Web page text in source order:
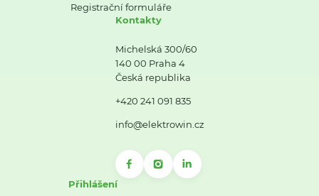
Registrační formuláře
Kontakty
Michelská 300/60
140 00 Praha 4
Česká republika
+420 241 091 835
info@elektrowin.cz
Přihlášení